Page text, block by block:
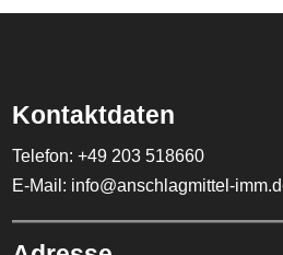
Kontaktdaten
Telefon:+49 203 518660
E-Mail: info@anschlagmittel-